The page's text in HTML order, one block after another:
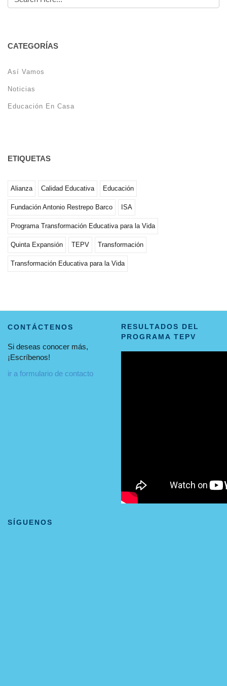
CATEGORÍAS
Así Vamos
Noticias
Educación En Casa
ETIQUETAS
Alianza Calidad Educativa Educación
Fundación Antonio Restrepo Barco ISA
Programa Transformación Educativa para la Vida
Quinta Expansión TEPV Transformación
Transformación Educativa para la Vida
CONTÁCTENOS
Si deseas conocer más,
¡Escríbenos!
ir a formulario de contacto
RESULTADOS DEL
PROGRAMA TEPV
SÍGUENOS